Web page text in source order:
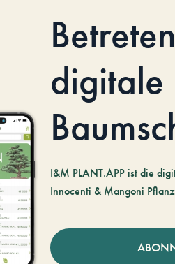
digitale
I&M PLANT.APP ist die
Innocenti & Mangoni